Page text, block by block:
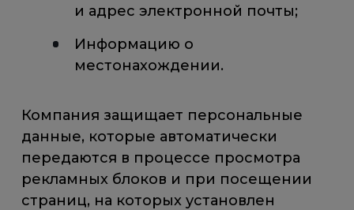
и адрес электронной почты;
Информацию о
местонахождении.
Компания защищает персональные
данные, которые автоматически
передаются в процессе просмотра
рекламных блоков и при посещении
страниц, на которых установлен